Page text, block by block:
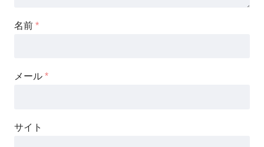
名前 *
メール *
サイト